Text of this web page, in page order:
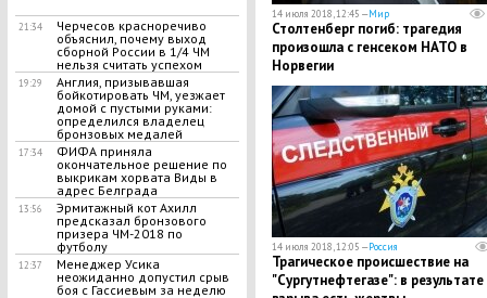
21:34
Черчесов красноречиво
объяснил, почему выход
сборной России в 1/4 ЧМ
нельзя считать успехом
19:29
Англия, призывавшая
бойкотировать ЧМ, уезжает
домой с пустыми руками:
определился владелец
бронзовых медалей
17:34
ФИФА приняла
окончательное решение по
выкрикам хорвата Виды в
адрес Белграда
13:56
Эрмитажный кот Ахилл
предсказал бронзового
призера ЧМ-2018 по
футболу
12:37
Менеджер Усика
неожиданно допустил срыв
боя с Гассиевым за неделю
14 июля 2018, 12:45 —Мир
​Столтенберг погиб: трагедия
произошла с генсеком НАТО в
Норвегии
14 июля 2018, 12:05 —Россия
​Трагическое происшествие на
"Сургутнефтегазе": в результате